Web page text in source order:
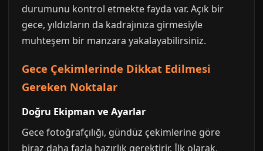
durumunu kontrol etmekte fayda var. Açık bir
gece, yıldızların da kadrajınıza girmesiyle
muhteşem bir manzara yakalayabilirsiniz.
Gece Çekimlerinde Dikkat Edilmesi
Gereken Noktalar
Doğru Ekipman ve Ayarlar
Gece fotoğrafçılığı, gündüz çekimlerine göre
biraz daha fazla hazırlık gerektirir. İlk olarak,